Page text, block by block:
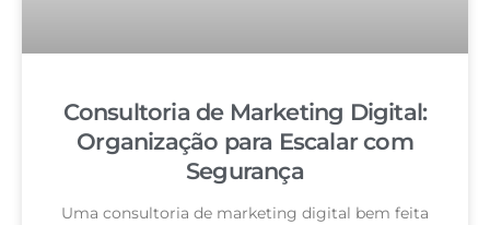
Consultoria de Marketing Digital:
Organização para Escalar com
Segurança
Uma consultoria de marketing digital bem feita